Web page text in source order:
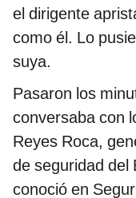
el dirigente
como él. Lo
suya.
Pasaron los
conversaba con
Reyes Roca,
de seguridad del
conoció en